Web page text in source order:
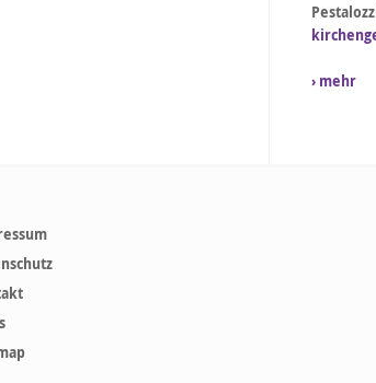
› mehr